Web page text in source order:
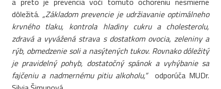
dôležitá.„Základom prevencie je udržiavanie optimálneho
krvného tlaku, kontrola hladiny cukru a cholesterolu,
zdravá a vyvážená strava s dostatkom ovocia, zeleniny a
rýb, obmedzenie soli a nasýtených tukov. Rovnako dôležitý
je pravidelný pohyb, dostatočný spánok a vyhýbanie sa
fajčeniu a nadmernému pitiu alkoholu,“odporúča MUDr.